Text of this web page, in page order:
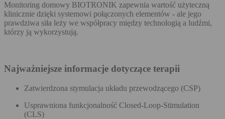
Monitoring domowy BIOTRONIK zapewnia wartość użyteczną
klinicznie dzięki systemowi połączonych elementów - ale jego
prawdziwa siła leży we współpracy między technologią a ludźmi,
którzy ją wykorzystują.
Najważniejsze informacje dotyczące terapii
Zatwierdzona stymulacja układu przewodzącego (CSP)
Usprawniona funkcjonalność Closed-Loop-Stimulation
(CLS)